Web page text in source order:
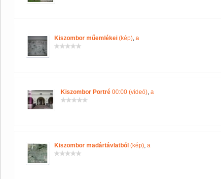
Kiszombor műemlékei (kép), a
Kiszombor Portré 00:00 (videó), a
Kiszombor madártávlatból (kép), a